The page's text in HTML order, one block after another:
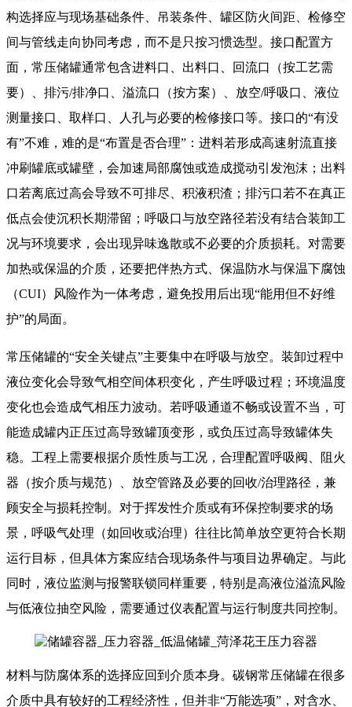
构选择应与现场基础条件、吊装条件、罐区防火间距、检修空
间与管线走向协同考虑，而不是只按习惯选型。接口配置方
面，常压储罐通常包含进料口、出料口、回流口（按工艺需
要）、排污/排净口、溢流口（按方案）、放空/呼吸口、液位
测量接口、取样口、人孔与必要的检修接口等。接口的“有没
有”不难，难的是“布置是否合理”：进料若形成高速射流直接
冲刷罐底或罐壁，会加速局部腐蚀或造成搅动引发泡沫；出料
口若离底过高会导致不可排尽、积液积渣；排污口若不在真正
低点会使沉积长期滞留；呼吸口与放空路径若没有结合装卸工
况与环境要求，会出现异味逸散或不必要的介质损耗。对需要
加热或保温的介质，还要把伴热方式、保温防水与保温下腐蚀
（CUI）风险作为一体考虑，避免投用后出现“能用但不好维
护”的局面。
常压储罐的“安全关键点”主要集中在呼吸与放空。装卸过程中
液位变化会导致气相空间体积变化，产生呼吸过程；环境温度
变化也会造成气相压力波动。若呼吸通道不畅或设置不当，可
能造成罐内正压过高导致罐顶变形，或负压过高导致罐体失
稳。工程上需要根据介质性质与工况，合理配置呼吸阀、阻火
器（按介质与规范）、放空管路及必要的回收/治理路径，兼
顾安全与损耗控制。对于挥发性介质或有环保控制要求的场
景，呼吸气处理（如回收或治理）往往比简单放空更符合长期
运行目标，但具体方案应结合现场条件与项目边界确定。与此
同时，液位监测与报警联锁同样重要，特别是高液位溢流风险
与低液位抽空风险，需要通过仪表配置与运行制度共同控制。
材料与防腐体系的选择应回到介质本身。碳钢常压储罐在很多
介质中具有较好的工程经济性，但并非“万能选项”，对含水、